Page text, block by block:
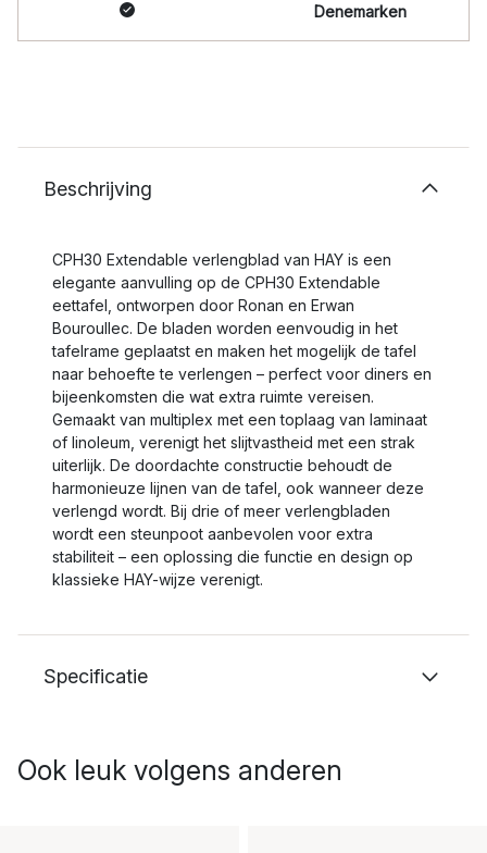
Denemarken
Beschrijving
CPH30 Extendable verlengblad van HAY is een
elegante aanvulling op de CPH30 Extendable
eettafel, ontworpen door Ronan en Erwan
Bouroullec. De bladen worden eenvoudig in het
tafelrame geplaatst en maken het mogelijk de tafel
naar behoefte te verlengen – perfect voor diners en
bijeenkomsten die wat extra ruimte vereisen.
Gemaakt van multiplex met een toplaag van laminaat
of linoleum, verenigt het slijtvastheid met een strak
uiterlijk. De doordachte constructie behoudt de
harmonieuze lijnen van de tafel, ook wanneer deze
verlengd wordt. Bij drie of meer verlengbladen
wordt een steunpoot aanbevolen voor extra
stabiliteit – een oplossing die functie en design op
klassieke HAY-wijze verenigt.
Specificatie
Ook leuk volgens anderen